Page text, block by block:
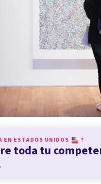
EN ESTADOS UNIDOS ?
toda tu